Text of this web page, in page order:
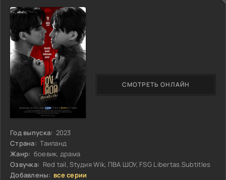
Год выпуска: 2023
Страна: Таиланд
Жанр: боевик, драма
Озвучка: Red tail, Stудия Wik, ПВА ШОУ, FSG Libertas.Subtitles
Добавлены: все серии
СМОТРЕТЬ ОНЛАЙН